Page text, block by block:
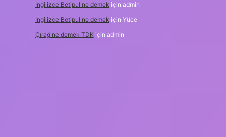
Ingilizce Betipul ne demek için admin
Ingilizce Betipul ne demek için Yüce
Çırağ ne demek TDKiçin admin